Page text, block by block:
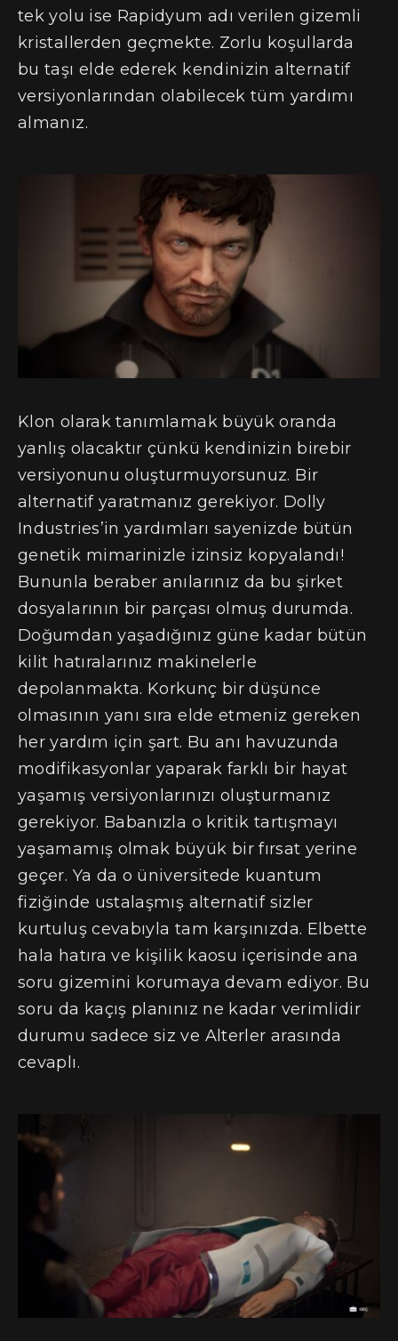
tek yolu ise Rapidyum adı verilen gizemli
kristallerden geçmekte. Zorlu koşullarda
bu taşı elde ederek kendinizin alternatif
versiyonlarından olabilecek tüm yardımı
almanız.
Klon olarak tanımlamak büyük oranda
yanlış olacaktır çünkü kendinizin birebir
versiyonunu oluşturmuyorsunuz. Bir
alternatif yaratmanız gerekiyor. Dolly
Industries’in yardımları sayenizde bütün
genetik mimarinizle izinsiz kopyalandı!
Bununla beraber anılarınız da bu şirket
dosyalarının bir parçası olmuş durumda.
Doğumdan yaşadığınız güne kadar bütün
kilit hatıralarınız makinelerle
depolanmakta. Korkunç bir düşünce
olmasının yanı sıra elde etmeniz gereken
her yardım için şart. Bu anı havuzunda
modifikasyonlar yaparak farklı bir hayat
yaşamış versiyonlarınızı oluşturmanız
gerekiyor. Babanızla o kritik tartışmayı
yaşamamış olmak büyük bir fırsat yerine
geçer. Ya da o üniversitede kuantum
fiziğinde ustalaşmış alternatif sizler
kurtuluş cevabıyla tam karşınızda. Elbette
hala hatıra ve kişilik kaosu içerisinde ana
soru gizemini korumaya devam ediyor. Bu
soru da kaçış planınız ne kadar verimlidir
durumu sadece siz ve Alterler arasında
cevaplı.